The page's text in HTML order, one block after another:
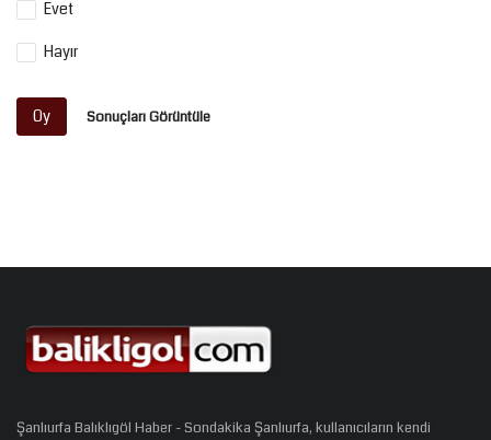
Evet
Hayır
Oy Sonuçları Görüntüle
Şanlıurfa Balıklıgöl Haber - Sondakika Şanlıurfa, kullanıcıların kendi